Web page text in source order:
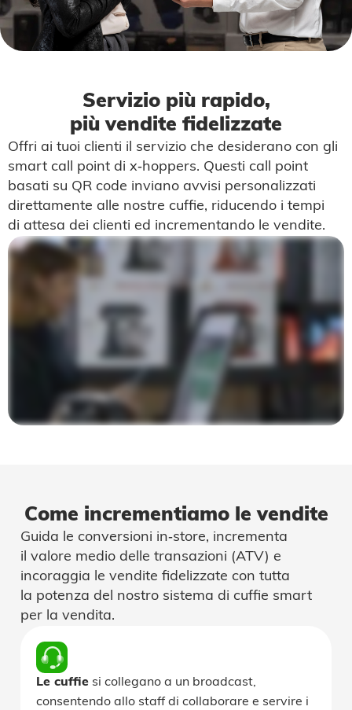
Servizio più rapido,
piùvendite fidelizzate
Offri ai tuoi clienti il servizio che desiderano con gli
smart call point di x‑hoppers. Questi call point
basati su QR code inviano avvisi personalizzati
direttamente alle nostre cuffie, riducendo i tempi
di attesa dei clienti ed incrementando le vendite.
Come incrementiamo le vendite
Guida le conversioni in‑store, incrementa
il valore medio delle transazioni (ATV) e
incoraggia le vendite fidelizzate con tutta
la potenza del nostro sistema di cuffie smart
per la vendita.
Le cuffie si collegano a un broadcast,
consentendo allo staff di collaborare e servire i